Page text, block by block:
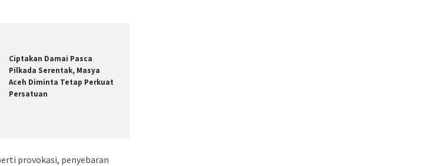
Ciptakan Damai Pasca
Pilkada Serentak, Masya
Aceh Diminta Tetap Perkuat
Persatuan
provokasi, penyebaran